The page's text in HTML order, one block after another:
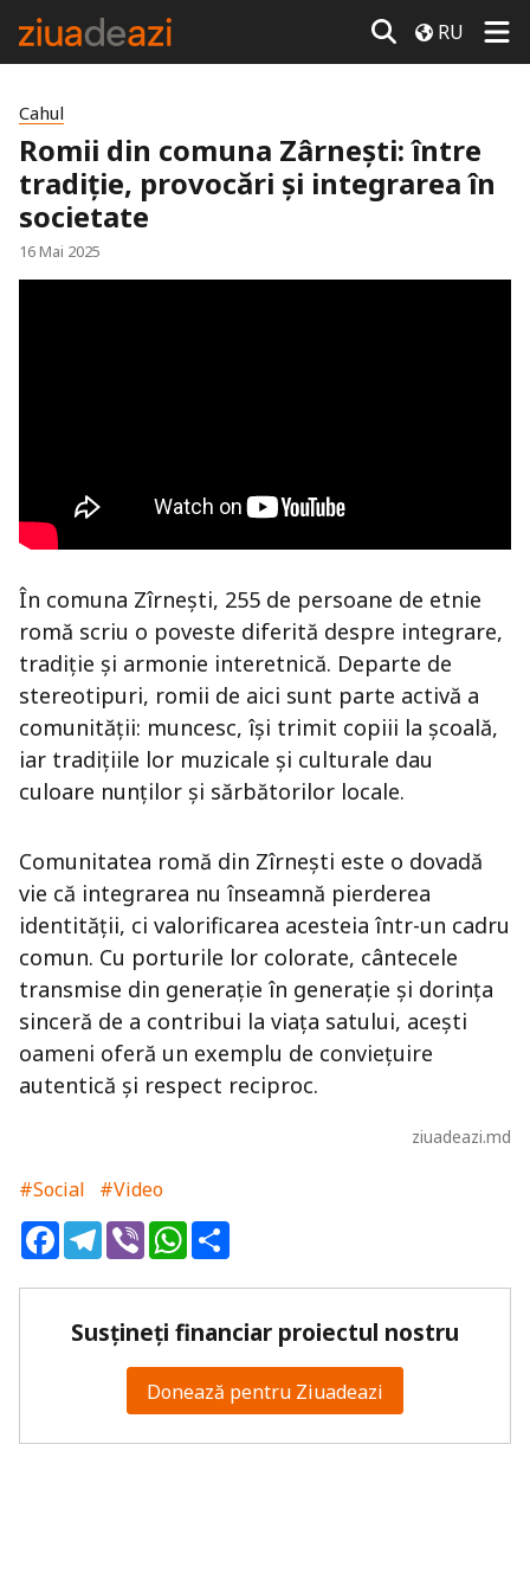
RU
Cahul
Romii din comuna Zârnești: între
tradiție, provocări și integrarea în
societate
16 Mai 2025
În comuna Zîrnești, 255 de persoane de etnie
romă scriu o poveste diferită despre integrare,
tradiție și armonie interetnică. Departe de
stereotipuri, romii de aici sunt parte activă a
comunității: muncesc, își trimit copiii la școală,
iar tradițiile lor muzicale și culturale dau
culoare nunților și sărbătorilor locale.
Comunitatea romă din Zîrnești este o dovadă
vie că integrarea nu înseamnă pierderea
identității, ci valorificarea acesteia într-un cadru
comun. Cu porturile lor colorate, cântecele
transmise din generație în generație și dorința
sinceră de a contribui la viața satului, acești
oameni oferă un exemplu de conviețuire
autentică și respect reciproc.
ziuadeazi.md
#Social
#Video
FacebookTelegram
ViberWhatsApp
Susțineți financiar proiectul nostru
Donează pentru Ziuadeazi